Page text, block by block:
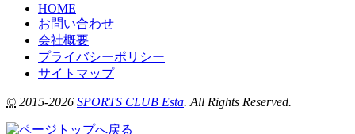
HOME
お問い合わせ
会社概要
プライバシーポリシー
サイトマップ
© 2015-2026 SPORTS CLUB Esta. All Rights Reserved.